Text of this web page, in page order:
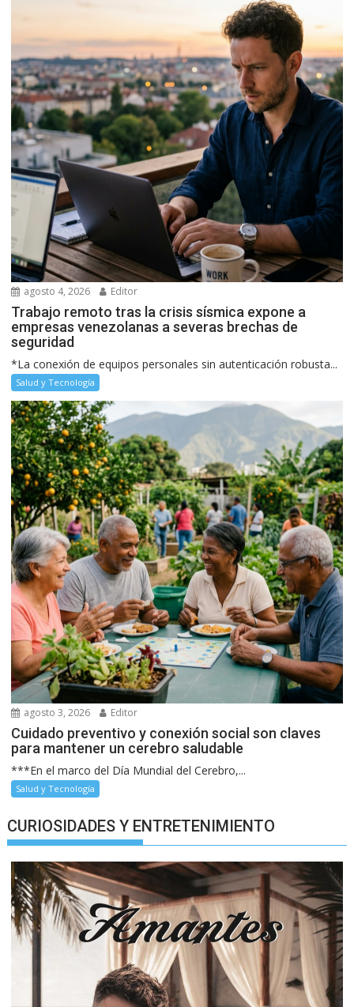
agosto 4, 2026 Editor
Trabajo remoto tras la crisis sísmica expone a
empresas venezolanas a severas brechas de
seguridad
*La conexión de equipos personales sin autenticación robusta...
Salud y Tecnología
agosto 3, 2026 Editor
Cuidado preventivo y conexión social son claves
para mantener un cerebro saludable
***En el marco del Día Mundial del Cerebro,...
Salud y Tecnología
CURIOSIDADES Y ENTRETENIMIENTO